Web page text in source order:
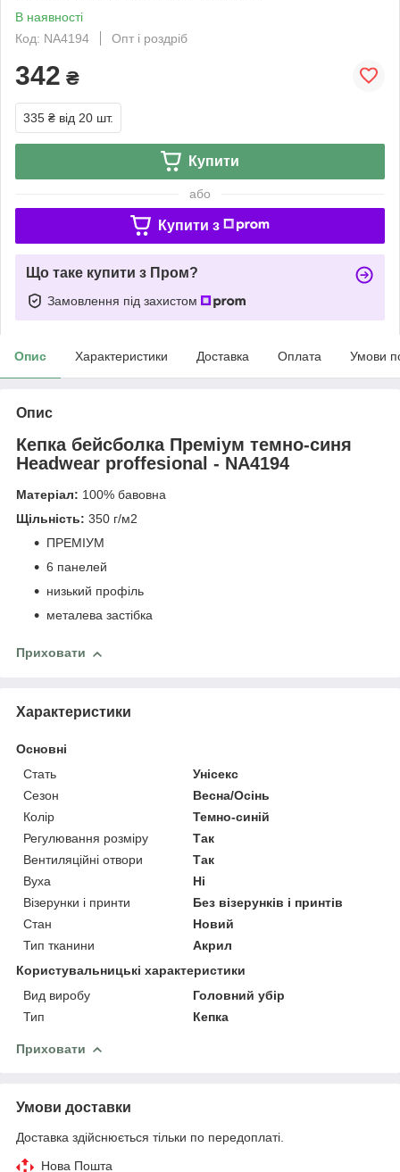
В наявності
Код: NA4194
Опт і роздріб
342 ₴
335 ₴ від 20 шт.
Купити
або
Купити з
Що таке купити з Пром?
Замовлення під захистом
Опис Характеристики Доставка Оплата Умови
Опис
Кепка бейсболка Преміум темно-синя
Headwear proffesional - NA4194
Матеріал: 100% бавовна
Щільність: 350 г/м2
ПРЕМІУМ
6 панелей
низький профіль
металева застібка
Приховати
Характеристики
Основні
Стать
Унісекс
Сезон
Весна/Осінь
Колір
Темно-синій
Регулювання розміру
Так
Вентиляційні отвори
Так
Вуха
Ні
Візерунки і принти
Без візерунків і принтів
Стан
Новий
Тип тканини
Акрил
Користувальницькі характеристики
Вид виробу
Головний убір
Тип
Кепка
Приховати
Умови доставки
Доставка здійснюється тільки по передоплаті.
Нова Пошта